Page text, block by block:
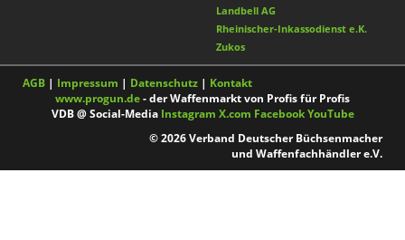
Landbell AG
Rheinischer-Inkassodienst e.K.
Zukos
AGB | Impressum | Datenschutz | Kontakt
www.progun.de- der Waffenmarkt von Profis für Profis
VDB @ Social-Media Instagram X.com Facebook YouTube
© 2026 Verband Deutscher Büchsenmacher
und Waffenfachhändler e.V.